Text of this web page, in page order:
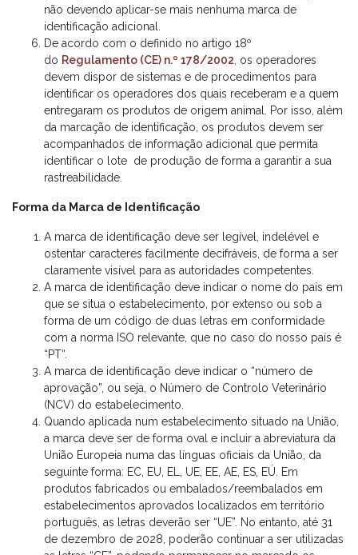
não devendo aplicar-se mais nenhuma marca de
identificação adicional.
De acordo com o definido no artigo 18º
do Regulamento (CE) n.º 178/2002 , os operadores
devem dispor de sistemas e de procedimentos para
identificar os operadores dos quais receberam e a quem
entregaram os produtos de origem animal. Por isso, além
da marcação de identificação, os produtos devem ser
acompanhados de informação adicional que permita
identificar o lote de produção de forma a garantir a sua
rastreabilidade.
Forma da Marca de Identificação
A marca de identificação deve ser legível, indelével e
ostentar caracteres facilmente decifráveis, de forma a ser
claramente visível para as autoridades competentes.
A marca de identificação deve indicar o nome do país em
que se situa o estabelecimento, por extenso ou sob a
forma de um código de duas letras em conformidade
com a norma ISO relevante, que no caso do nosso país é
“PT“.
A marca de identificação deve indicar o “número de
aprovação”, ou seja, o Número de Controlo Veterinário
(NCV) do estabelecimento.
Quando aplicada num estabelecimento situado na União,
a marca deve ser de forma oval e incluir a abreviatura da
União Europeia numa das línguas oficiais da União, da
seguinte forma: EC, EU, EL, UE, EE, AE, ES, EÚ. Em
produtos fabricados ou embalados/reembalados em
estabelecimentos aprovados localizados em território
português, as letras deverão ser “UE”. No entanto, até 31
de dezembro de 2028, poderão continuar a ser utilizadas